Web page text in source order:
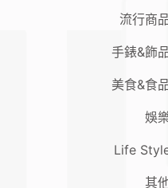
流行商
手錶&飾
美食&食
娛
Life
其